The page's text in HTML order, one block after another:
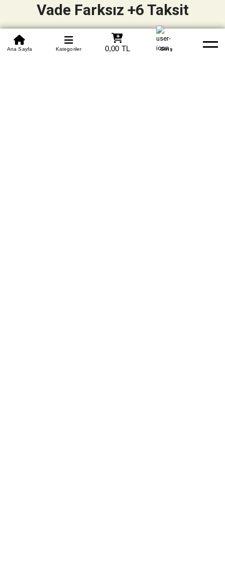
0850 305 09 70
Beden Tablosu Banka Hesapları Whatsapp Yardım
Ana Sayfa Kategoriler 0,00 TL Giriş
Vade Farksız +6 Taksit